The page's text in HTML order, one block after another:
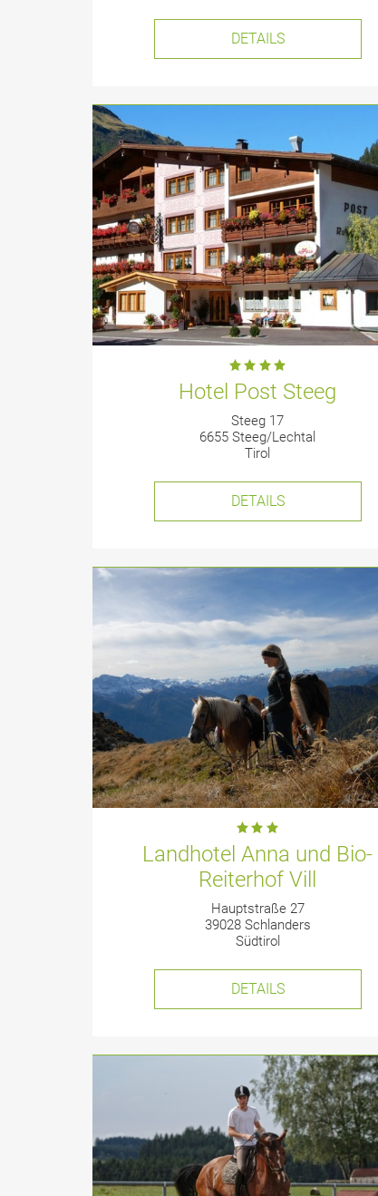
DETAILS
Hotel Post Steeg
Steeg 17
6655 Steeg/Lechtal
Tirol
DETAILS
Landhotel Anna und Bio-
Reiterhof Vill
Hauptstraße 27
39028 Schlanders
Südtirol
DETAILS